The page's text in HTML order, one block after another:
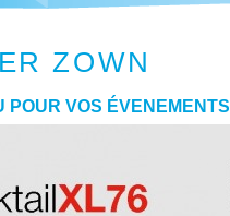
ZOWN
POUR VOS ÉVENEMENTS